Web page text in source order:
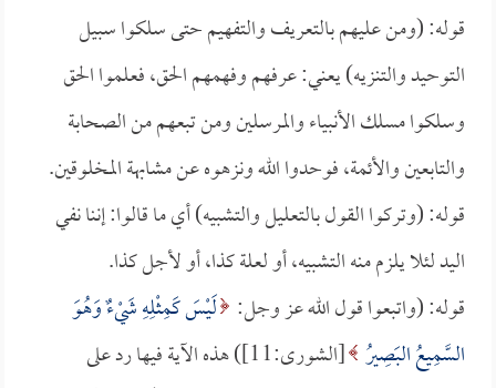
قوله: (ومن عليهم بالتعريف والتفهيم حتى سلكوا سبيل
التوحيد والتنزيه) يعني: عرفهم وفهمهم الحق، فعلموا الحق
وسلكوا مسلك الأنبياء والمرسلين ومن تبعهم من الصحابة
والتابعين والأئمة، فوحدوا الله ونزهوه عن مشابهة المخلوقين.
قوله: (وتركوا القول بالتعليل والتشبيه) أي ما قالوا: إننا نفي
اليد لئلا يلزم منه التشبيه، أو لعلة كذا، أو لأجل كذا.
قوله: (واتبعوا قول الله عز وجل: لَيْسَ كَمِثْلِهِ شَيْءٌ وَهُوَ
السَّمِيعُ البَصِيرُ
[الشورى:11]) هذه الآية فيها رد على